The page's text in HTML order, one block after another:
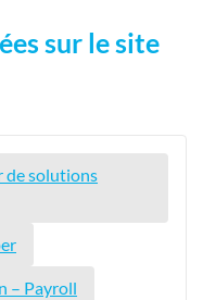
sur le site
de solutions
– Payroll